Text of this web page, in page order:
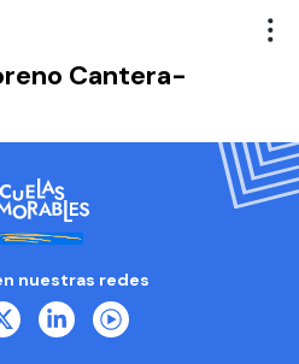
Cantera-
nuestras redes